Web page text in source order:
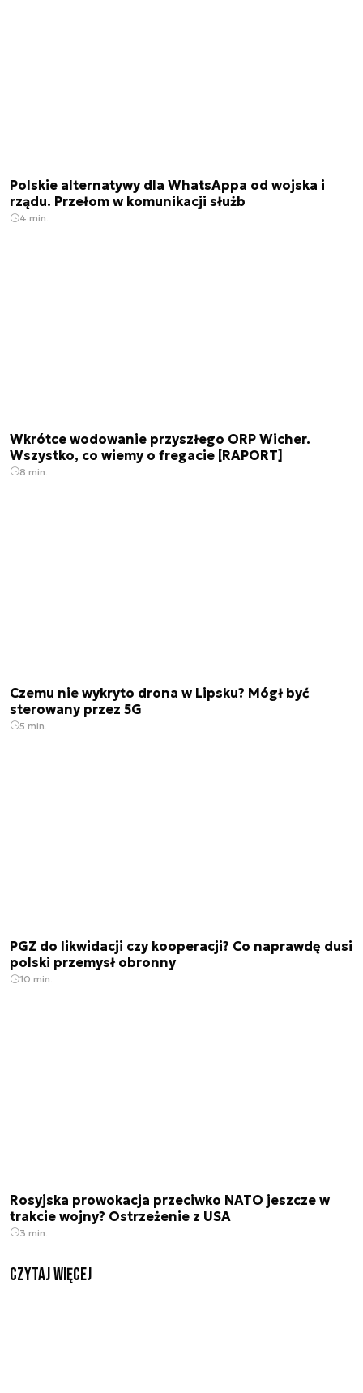
Polskie alternatywy dla WhatsAppa od wojska i
rządu. Przełom w komunikacji służb
4 min.
Wkrótce wodowanie przyszłego ORP Wicher.
Wszystko, co wiemy o fregacie [RAPORT]
8 min.
Czemu nie wykryto drona w Lipsku? Mógł być
sterowany przez 5G
5 min.
PGZ do likwidacji czy kooperacji? Co naprawdę dusi
polski przemysł obronny
10 min.
Rosyjska prowokacja przeciwko NATO jeszcze w
trakcie wojny? Ostrzeżenie z USA
3 min.
czytaj więcej